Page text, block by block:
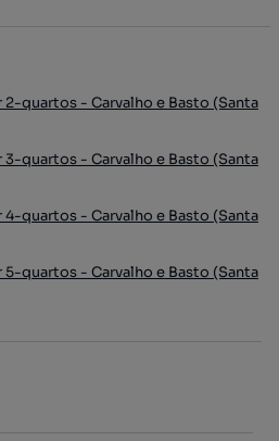
quartos - Carvalho e Basto (Santa
quartos - Carvalho e Basto (Santa
quartos - Carvalho e Basto (Santa
quartos - Carvalho e Basto (Santa